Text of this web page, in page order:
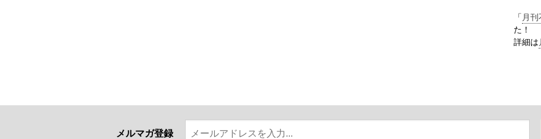
「 月
た！
詳細は
メルマガ登録